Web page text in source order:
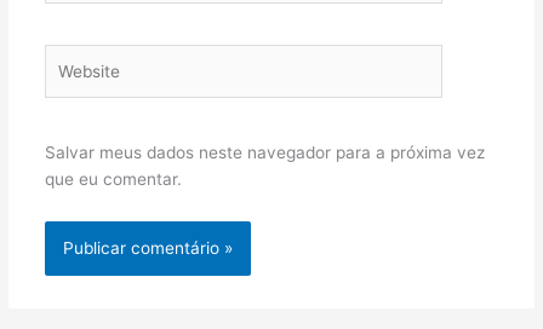
Salvar meus dados neste navegador para a próxima vez
que eu comentar.